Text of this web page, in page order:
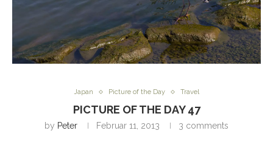
Japan Picture of the Day Travel
PICTURE OF THE DAY 47
by Peter Februar 11, 2013 3 comments